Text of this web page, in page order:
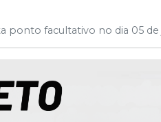
ponto facultativo no dia 05